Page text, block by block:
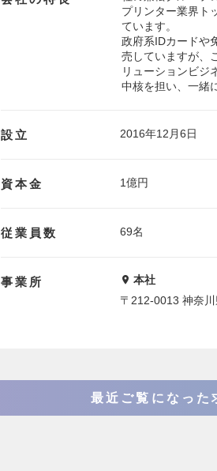
プリンター業界ト
ています。
政府系IDカードや
売していますが、
リューションビジ
中核を担い、一緒
設立 2016年12月6日
資本金 1億円
従業員数 69名
事業所
本社
〒212-0013 神奈
最近ご覧になった